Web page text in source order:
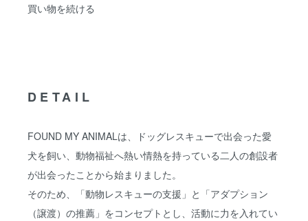
買い物を続ける
DETAIL
FOUND MY ANIMALは、ドッグレスキューで出会った愛
犬を飼い、動物福祉へ熱い情熱を持っている二人の創設者
が出会ったことから始まりました。
そのため、「動物レスキューの支援」と「アダプション
（譲渡）の推薦」をコンセプトとし、活動に力を入れてい